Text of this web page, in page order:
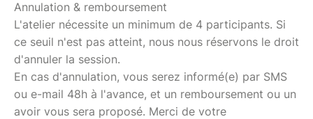
Annulation & remboursement
L'atelier nécessite un minimum de 4 participants. Si
ce seuil n'est pas atteint, nous nous réservons le droit
d'annuler la session.
En cas d'annulation, vous serez informé(e) par SMS
ou e-mail 48h à l'avance, et un remboursement ou un
avoir vous sera proposé. Merci de votre